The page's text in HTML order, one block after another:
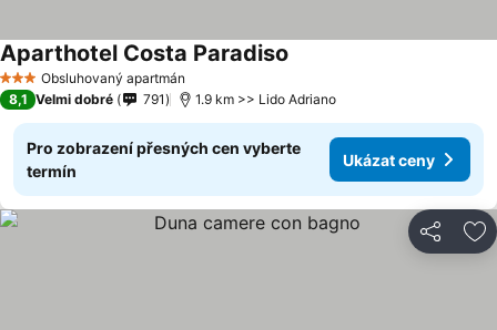
3 Počet hvězdiček
Obsluhovaný apartmán
Aparthotel Costa Paradiso
8,1 Velmi dobré 791 1.9 km >> Lido Adriano
Pro zobrazení přesných cen vyberte
termín
Ukázat ceny
Sdílet